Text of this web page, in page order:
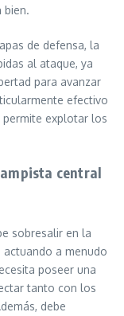
bien.
de defensa, la
al ataque, ya
para avanzar
efectivo
permite explotar los
central
sobresalir en la
a menudo
poseer una
tanto con los
debe